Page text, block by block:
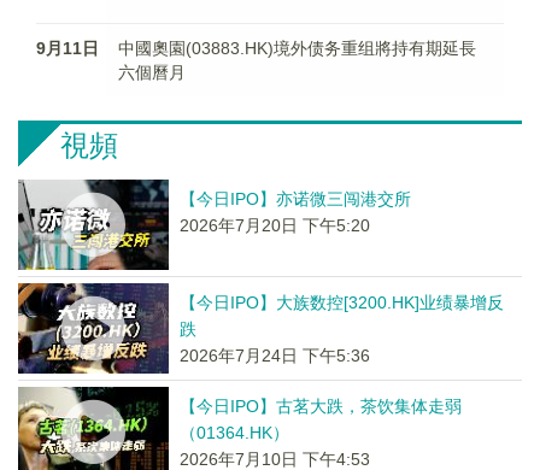
9月11日
中國奧園(03883.HK)境外债务重组將持有期延長
六個曆月
視頻
【今日IPO】亦诺微三闯港交所
2026年7月20日 下午5:20
【今日IPO】大族数控[3200.HK]业绩暴增反
跌
2026年7月24日 下午5:36
【今日IPO】古茗大跌，茶饮集体走弱
（01364.HK）
2026年7月10日 下午4:53